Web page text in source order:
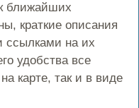
ближайших
краткие описания
ссылками на их
удобства все
карте, так и в виде